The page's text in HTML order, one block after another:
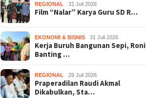
REGIONAL 31 Juli 2026
Film “Nalar” Karya Guru SD R…
EKONOMI & BISNIS 31 Juli 2026
Kerja Buruh Bangunan Sepi, Roni
Banting …
REGIONAL 29 Juli 2026
Praperadilan Raudi Akmal
Dikabulkan, Sta…